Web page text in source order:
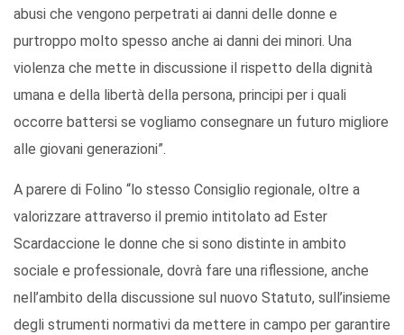
abusi che vengono perpetrati ai danni delle donne e
purtroppo molto spesso anche ai danni dei minori. Una
violenza che mette in discussione il rispetto della dignità
umana e della libertà della persona, principi per i quali
occorre battersi se vogliamo consegnare un futuro migliore
alle giovani generazioni”.
A parere di Folino “lo stesso Consiglio regionale, oltre a
valorizzare attraverso il premio intitolato ad Ester
Scardaccione le donne che si sono distinte in ambito
sociale e professionale, dovrà fare una riflessione, anche
nell’ambito della discussione sul nuovo Statuto, sull’insieme
degli strumenti normativi da mettere in campo per garantire